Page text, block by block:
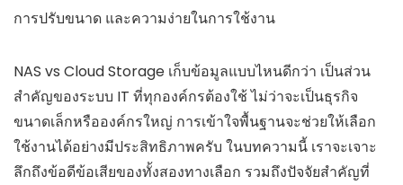
การปรับขนาด และความง่ายในการใช้งาน
NAS vs Cloud Storage เก็บข้อมูลแบบไหนดีกว่า เป็นส่วน
สำคัญของระบบ IT ที่ทุกองค์กรต้องใช้ ไม่ว่าจะเป็นธุรกิจ
ขนาดเล็กหรือองค์กรใหญ่ การเข้าใจพื้นฐานจะช่วยให้เลือก
ใช้งานได้อย่างมีประสิทธิภาพครับ ในบทความนี้ เราจะเจาะ
ลึกถึงข้อดีข้อเสียของทั้งสองทางเลือก รวมถึงปัจจัยสำคัญที่